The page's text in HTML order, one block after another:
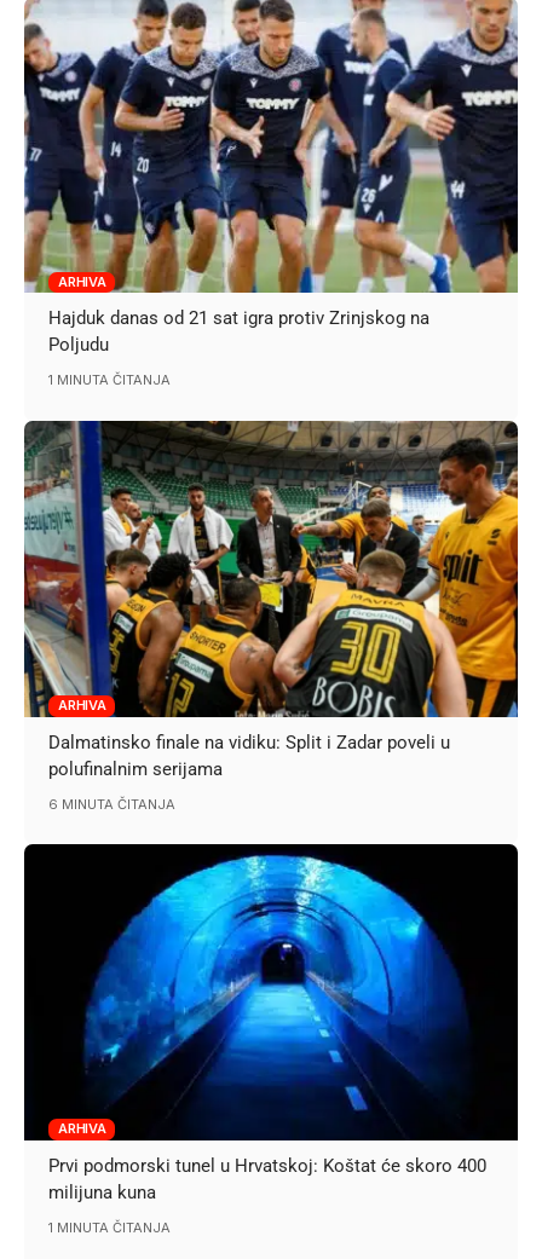
ARHIVA
Hajduk danas od 21 sat igra protiv Zrinjskog na
Poljudu
1 MINUTA ČITANJA
ARHIVA
Dalmatinsko finale na vidiku: Split i Zadar poveli u
polufinalnim serijama
6 MINUTA ČITANJA
ARHIVA
Prvi podmorski tunel u Hrvatskoj: Koštat će skoro 400
milijuna kuna
1 MINUTA ČITANJA